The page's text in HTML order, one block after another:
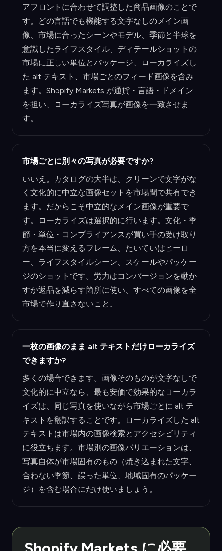
アフロントに合わせて調整した商品画像のことで
す。どの言語でも機能する文字なしのメイン画
像、市場に合ったシーンやモデル、季節と半球を
意識したライフスタイル、ディテールショットの
市場に正しい単位とパッケージ、ローカライズし
た alt テキスト、市場ごとのフィード画像を含み
ます。Shopify Markets が通貨・言語・ドメイン
を担い、ローカライズ写真が画像を一致させま
す。
市場ごとに別々の写真が必要ですか?
いいえ。カタログの大半は、クリーンで文字がな
く文化的に中立な画像セットを市場間で共有でき
ます。だからこそ中立的なメイン画像が重要で
す。ローカライズは選択的に行います。文化・季
節・単位・コンプライアンスが買い手の受け取り
方を本当に変えるフレーム、たいていはヒーロ
ー、ライフスタイルシーン、スケールやパッケー
ジのショットです。労力はコンバージョンを動か
すか返品を減らす箇所に使い、すべての画像を全
市場で作り直さないこと。
一枚の画像のまま alt テキストだけローカライズ
できますか?
多くの場合できます。画像そのものが文字なしで
文化的に中立なら、最も安価で効果的なローカラ
イズは、同じ写真を使いながら市場ごとに alt テ
キストを翻訳することです。ローカライズした alt
テキストは市場内の画像検索とアクセシビリティ
に役立ちます。市場別の画像バリエーションは、
写真自体が市場固有のもの（焼き込まれた文字、
合わない季節、誤った単位、地域固有のパッケー
ジ）を含む場合にだけ使いましょう。